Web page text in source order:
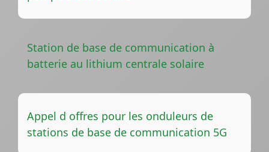
Station de base de communication à
batterie au lithium centrale solaire
Appel d offres pour les onduleurs de
stations de base de communication 5G